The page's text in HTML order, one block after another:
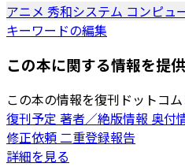
アニメ 秀和システム コンピュ
キーワードの編集
この本に関する情報を提
この本の情報を復刊ドットコ
復刊予定 著者／絶版情報 奥付
修正依頼二重登録報告
詳細を見る